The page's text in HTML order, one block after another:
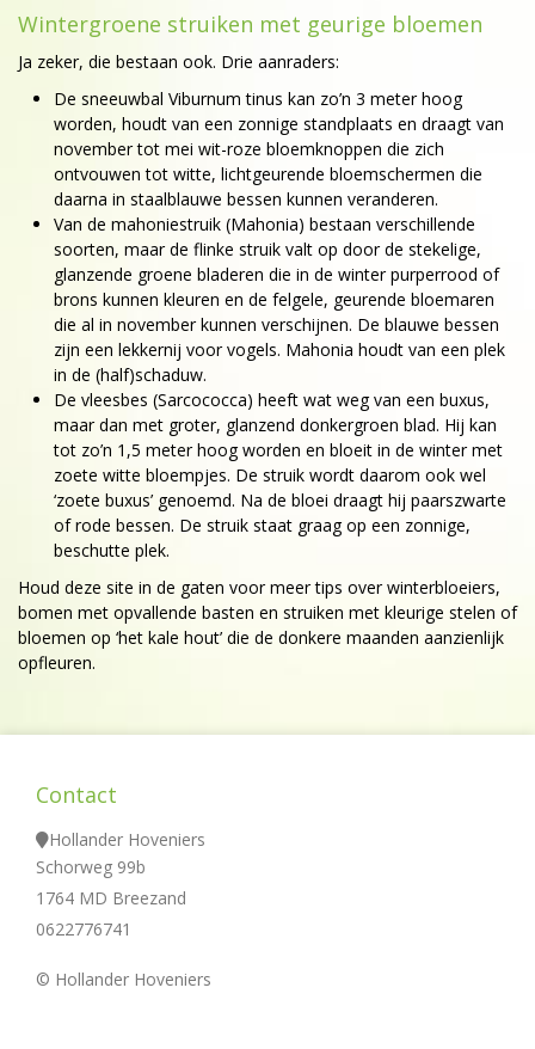
Wintergroene struiken met geurige bloemen
Ja zeker, die bestaan ook. Drie aanraders:
De sneeuwbal Viburnum tinus kan zo’n 3 meter hoog
worden, houdt van een zonnige standplaats en draagt van
november tot mei wit-roze bloemknoppen die zich
ontvouwen tot witte, lichtgeurende bloemschermen die
daarna in staalblauwe bessen kunnen veranderen.
Van de mahoniestruik (Mahonia) bestaan verschillende
soorten, maar de flinke struik valt op door de stekelige,
glanzende groene bladeren die in de winter purperrood of
brons kunnen kleuren en de felgele, geurende bloemaren
die al in november kunnen verschijnen. De blauwe bessen
zijn een lekkernij voor vogels. Mahonia houdt van een plek
in de (half)schaduw.
De vleesbes (Sarcococca) heeft wat weg van een buxus,
maar dan met groter, glanzend donkergroen blad. Hij kan
tot zo’n 1,5 meter hoog worden en bloeit in de winter met
zoete witte bloempjes. De struik wordt daarom ook wel
‘zoete buxus’ genoemd. Na de bloei draagt hij paarszwarte
of rode bessen. De struik staat graag op een zonnige,
beschutte plek.
Houd deze site in de gaten voor meer tips over winterbloeiers,
bomen met opvallende basten en struiken met kleurige stelen of
bloemen op ‘het kale hout’ die de donkere maanden aanzienlijk
opfleuren.
Contact
Hollander Hoveniers
Schorweg 99b
1764 MD Breezand
0622776741
© Hollander Hoveniers